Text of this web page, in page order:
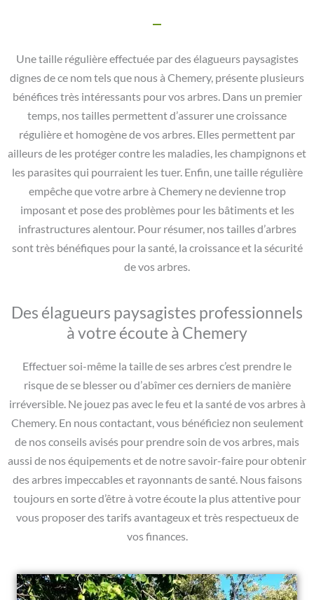
Une taille régulière effectuée par des élagueurs paysagistes
dignes de ce nom tels que nous à Chemery, présente plusieurs
bénéfices très intéressants pour vos arbres. Dans un premier
temps, nos tailles permettent d’assurer une croissance
régulière et homogène de vos arbres. Elles permettent par
ailleurs de les protéger contre les maladies, les champignons et
les parasites qui pourraient les tuer. Enfin, une taille régulière
empêche que votre arbre à Chemery ne devienne trop
imposant et pose des problèmes pour les bâtiments et les
infrastructures alentour. Pour résumer, nos tailles d’arbres
sont très bénéfiques pour la santé, la croissance et la sécurité
de vos arbres.
Des élagueurs paysagistes professionnels
à votre écoute à Chemery
Effectuer soi-même la taille de ses arbres c’est prendre le
risque de se blesser ou d’abîmer ces derniers de manière
irréversible. Ne jouez pas avec le feu et la santé de vos arbres à
Chemery. En nous contactant, vous bénéficiez non seulement
de nos conseils avisés pour prendre soin de vos arbres, mais
aussi de nos équipements et de notre savoir-faire pour obtenir
des arbres impeccables et rayonnants de santé. Nous faisons
toujours en sorte d’être à votre écoute la plus attentive pour
vous proposer des tarifs avantageux et très respectueux de
vos finances.